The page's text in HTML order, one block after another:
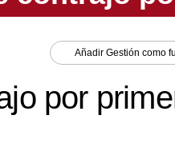
Añadir Gestión como
por